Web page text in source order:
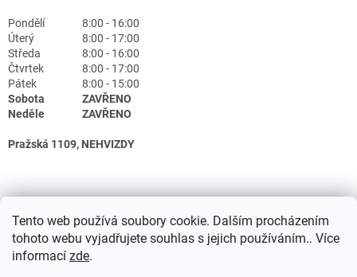
Tento web používá soubory cookie. Dalším procházením
tohoto webu vyjadřujete souhlas s jejich používáním.. Více
informací zde.
Pondělí
8:00 - 16:00
Úterý
8:00 - 17:00
Středa
8:00 - 16:00
Čtvrtek
8:00 - 17:00
Pátek
8:00 - 15:00
Sobota
ZAVŘENO
Neděle
ZAVŘENO
Pražská 1109, NEHVIZDY